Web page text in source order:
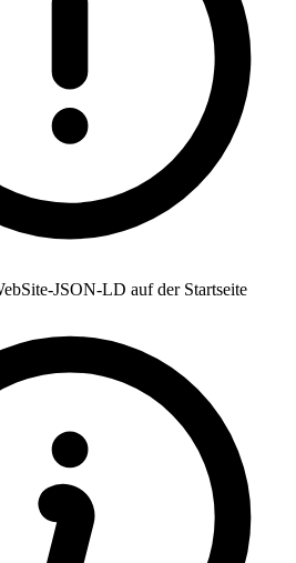
JSON-LD auf der Startseite